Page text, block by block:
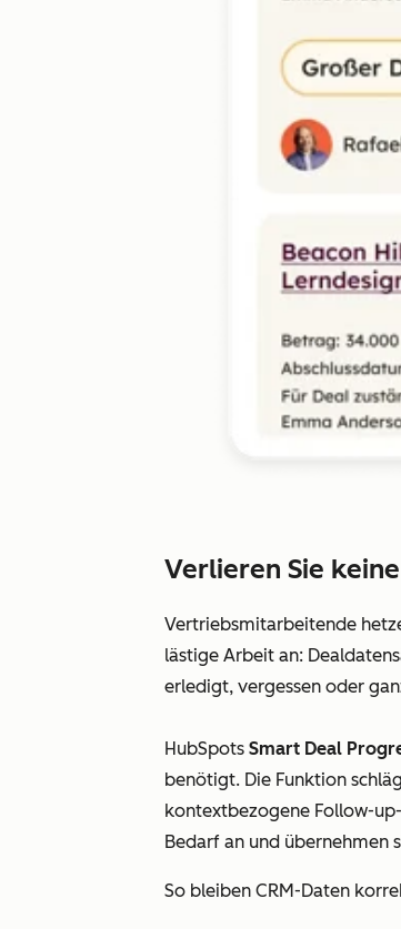
Verlieren Sie
Vertriebsmitarbeitende
lästige Arbeit an:
erledigt, vergessen oder
HubSpots Smart Deal
benötigt. Die Funktion
kontextbezogene Follow-
Bedarf an und übernehmen
So bleiben CRM-Daten